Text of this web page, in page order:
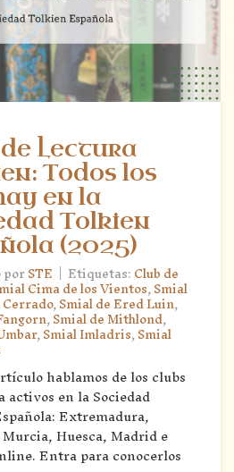
Lectura
Todos los
en la
Tolkien
(2025)
porSTE | Etiquetas:Club de
Cima de los Vientos,Smial
,Smial de Ered Luin,
,Smial de Mithlond,
,Smial Imladris,Smial
hablamos de los clubs
activos en la Sociedad
Extremadura,
Huesca, Madrid e
Entra para conocerlos